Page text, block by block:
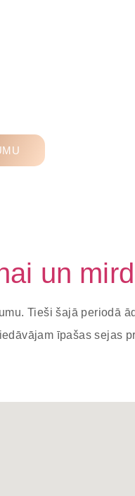
un
Tieši šajā periodā
īpašas sejas